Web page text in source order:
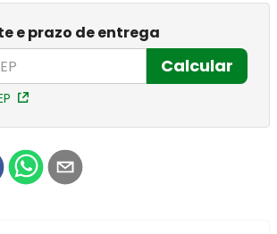
e prazo de entrega
Calcular